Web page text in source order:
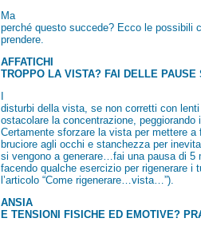
Ma
perché questo succede? Ecco le possibili
prendere.
AFFATICHI
TROPPO LA VISTA? FAI DELLE PAUSE
disturbi della vista, se non corretti con
ostacolare la concentrazione,
Certamente sforzare la vista per mettere
bruciore agli occhi e stanchezza per
si vengono a generare…fai una pausa di 5
facendo qualche esercizio per rigenerare i
l’articolo “Come rigenerare…vista…”).
ANSIA
E TENSIONI FISICHE ED EMOTIVE?